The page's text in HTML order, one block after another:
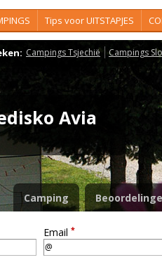
Tips voor UITSTAPJES
Campings Tsjechië Campings
Avia
Camping
Email *